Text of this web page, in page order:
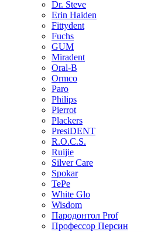
Dr. Steve
Erin Haiden
Fittydent
Fuchs
GUM
Miradent
Oral-B
Ormco
Paro
Philips
Pierrot
Plackers
PresiDENT
R.O.C.S.
Ruijie
Silver Care
Spokar
TePe
White Glo
Wisdom
Пародонтол Prof
Профессор Персин